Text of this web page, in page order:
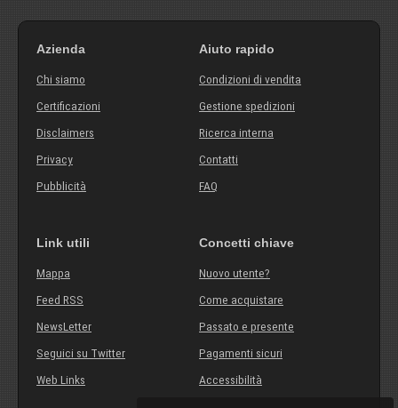
Azienda
Chi siamo
Certificazioni
Disclaimers
Privacy
Pubblicità
Aiuto rapido
Condizioni di vendita
Gestione spedizioni
Ricerca interna
Contatti
FAQ
Link utili
Mappa
Feed RSS
NewsLetter
Seguici su Twitter
Web Links
Concetti chiave
Nuovo utente?
Come acquistare
Passato e presente
Pagamenti sicuri
Accessibilità